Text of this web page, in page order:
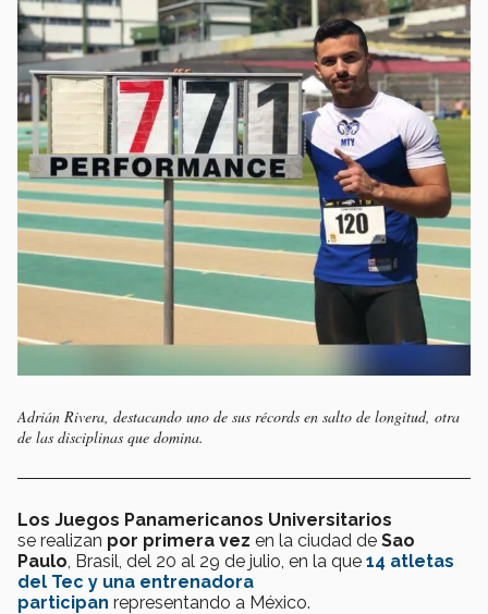
Adrián Rivera, destacando uno de sus récords en salto de longitud, otra
de las disciplinas que domina.
Los Juegos Panamericanos Universitarios
se realizan por primera vez en la ciudad de Sao
Paulo, Brasil, del 20 al 29 de julio, en la que 14 atletas
del Tec y una entrenadora
participan representando a México.